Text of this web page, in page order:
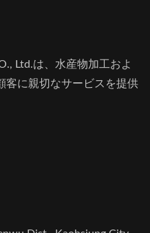
Ltd.は、水産物加工およ
客に親切なサービスを提供